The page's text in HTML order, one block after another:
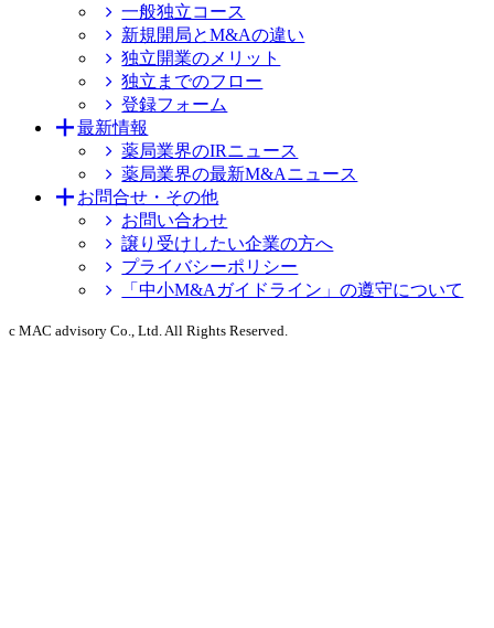
一般独立コース
新規開局とM&Aの違い
独立開業のメリット
独立までのフロー
登録フォーム
最新情報
薬局業界のIRニュース
薬局業界の最新M&Aニュース
お問合せ・その他
お問い合わせ
譲り受けしたい企業の方へ
プライバシーポリシー
「中小M&Aガイドライン」の遵守について
c MAC advisory Co., Ltd. All Rights Reserved.